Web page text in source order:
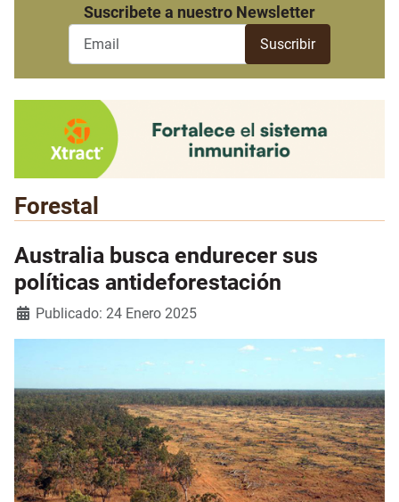
Suscribete a nuestro Newsletter
Forestal
Australia busca endurecer sus
políticas antideforestación
Detalles
Publicado: 24 Enero 2025